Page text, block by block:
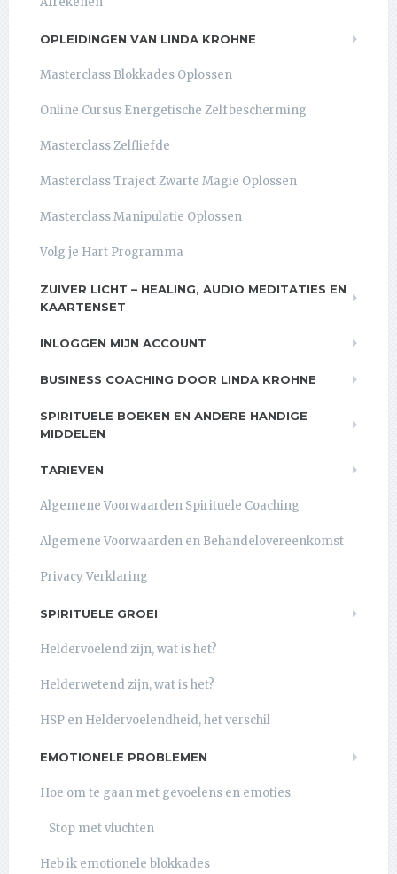
OPLEIDINGEN VAN LINDA KROHNE
Masterclass Blokkades Oplossen
Online Cursus Energetische Zelfbescherming
Masterclass Zelfliefde
Masterclass Traject Zwarte Magie Oplossen
Masterclass Manipulatie Oplossen
Volg je Hart Programma
ZUIVER LICHT – HEALING, AUDIO MEDITATIES EN
KAARTENSET
INLOGGEN MIJN ACCOUNT
BUSINESS COACHING DOOR LINDA KROHNE
SPIRITUELE BOEKEN EN ANDERE HANDIGE
MIDDELEN
TARIEVEN
Algemene Voorwaarden Spirituele Coaching
Algemene Voorwaarden en Behandelovereenkomst
Privacy Verklaring
SPIRITUELE GROEI
Heldervoelend zijn, wat is het?
Helderwetend zijn, wat is het?
HSP en Heldervoelendheid, het verschil
EMOTIONELE PROBLEMEN
Hoe om te gaan met gevoelens en emoties
Stop met vluchten
Heb ik emotionele blokkades